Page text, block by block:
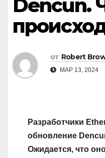
Dencun.
от Robert
МАР 13, 2024
Разработчики
обновление
Ожидается, что